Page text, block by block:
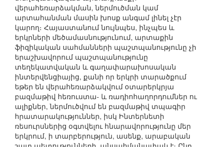
վերահեռարձակման, ներմուծման կամ
արտահանման մասին խոսք անգամ լինել չէր
կարող։ Հայաստանում նույնպես, ինչպես և
երկրների մեծամասնությունում, արտաքին
ֆիզիկական սահմանների պաշտպանությունը չի
երաշխավորում պաշտպանությունը
տեղեկատվական և գաղափարախոսական
ինտերվենցիայից, քանի որ երկրի տարածքում
եթեր են վերահեռարձակվում օտարերկրյա
բազմաթիվ հեռուստա- և ռադիոհաղորդումներ ու
ալիքներ, ներմուծվում են բազմաթիվ տպագիր
հրատարակություններ, իսկ Ինտերնետի
ռեսուրսներից օգտվելու հնարավորությունը մեր
երկրում, ի տարբերություն, ասենք, արաբական